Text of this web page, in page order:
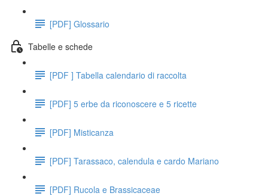
[PDF] Glossario
Tabelle e schede
[PDF ] Tabella calendario di raccolta
[PDF] 5 erbe da riconoscere e 5 ricette
[PDF] Misticanza
[PDF] Tarassaco, calendula e cardo Mariano
[PDF] Rucola e Brassicaceae